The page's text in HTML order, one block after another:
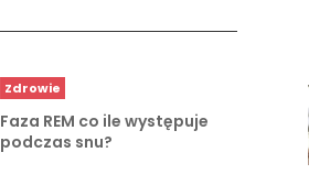
Zdrowie
Faza REM co ile występuje
podczas snu?